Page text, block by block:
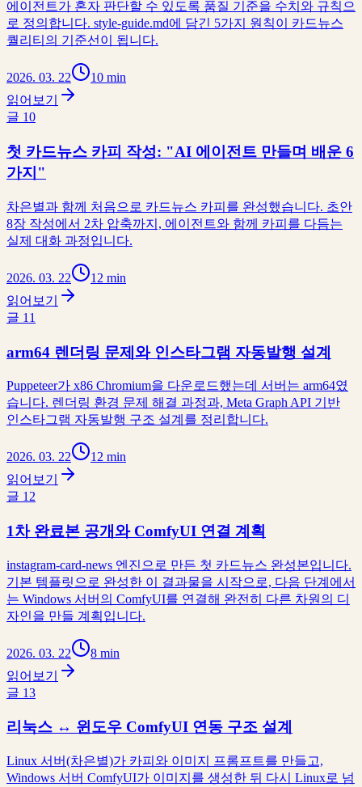
에이전트가 혼자 판단할 수 있도록 품질 기준을 수치와 규칙으
로 정의합니다. style-guide.md에 담긴 5가지 원칙이 카드뉴스
퀄리티의 기준선이 됩니다.
2026. 03. 22
10 min
읽어보기
글 10
첫 카드뉴스 카피 작성: "AI 에이전트 만들며 배운 6
가지"
차은별과 함께 처음으로 카드뉴스 카피를 완성했습니다. 초안
8장 작성에서 2차 압축까지, 에이전트와 함께 카피를 다듬는
실제 대화 과정입니다.
2026. 03. 22
12 min
읽어보기
글 11
arm64 렌더링 문제와 인스타그램 자동발행 설계
Puppeteer가 x86 Chromium을 다운로드했는데 서버는 arm64였
습니다. 렌더링 환경 문제 해결 과정과, Meta Graph API 기반
인스타그램 자동발행 구조 설계를 정리합니다.
2026. 03. 22
12 min
읽어보기
글 12
1차 완료본 공개와 ComfyUI 연결 계획
instagram-card-news 엔진으로 만든 첫 카드뉴스 완성본입니다.
기본 템플릿으로 완성한 이 결과물을 시작으로, 다음 단계에서
는 Windows 서버의 ComfyUI를 연결해 완전히 다른 차원의 디
자인을 만들 계획입니다.
2026. 03. 22
8 min
읽어보기
글 13
리눅스 ↔ 윈도우 ComfyUI 연동 구조 설계
Linux 서버(차은별)가 카피와 이미지 프롬프트를 만들고,
Windows 서버 ComfyUI가 이미지를 생성한 뒤 다시 Linux로 넘